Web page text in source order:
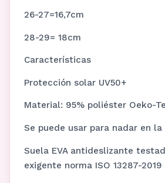
26-27=16,7cm
28-29= 18cm
Características
Protección solar UV50+
Material: 95% poliéster Oeko-
Se puede usar para nadar en
Suela EVA antideslizante
exigente norma ISO 13287-2019